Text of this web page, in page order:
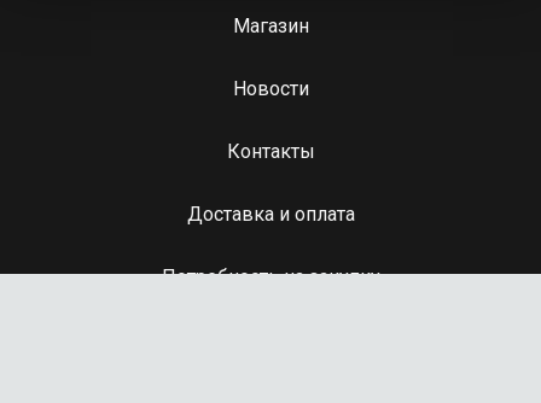
Магазин
Новости
Контакты
Доставка и оплата
Потребность на закупку